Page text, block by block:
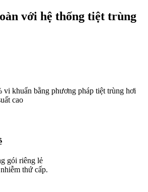
với hệ thống tiệt trùng
vi khuẩn bằng phương pháp tiệt trùng hơi
cao
gói riêng lẻ
thứ cấp.